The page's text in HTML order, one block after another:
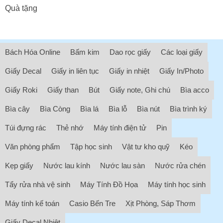
Quà tặng
Bách Hóa Online Bấm kim Dao rọc giấy Các loại giấy
Giấy Decal Giấy in liên tục Giấy in nhiệt Giấy In/Photo
Giấy Roki Giấy than Bút Giấy note, Ghi chú Bìa acco
Bìa cây Bìa Còng Bìa lá Bìa lỗ Bìa nút Bìa trình ký
Túi đựng rác Thẻ nhớ Máy tính điện tử Pin
Văn phòng phẩm Tập học sinh Vật tư kho quỹ Kéo
Kẹp giấy Nước lau kính Nước lau sàn Nước rửa chén
Tẩy rửa nhà vệ sinh Máy Tính Đồ Họa Máy tính học sinh
Máy tính kế toán Casio Bến Tre Xịt Phòng, Sáp Thơm